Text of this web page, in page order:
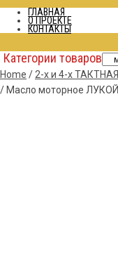
ГЛАВНАЯ
О ПРОЕКТЕ
КОНТАКТЫ
Категории товаров
Home / 2-х и 4-х
/ Масло моторное